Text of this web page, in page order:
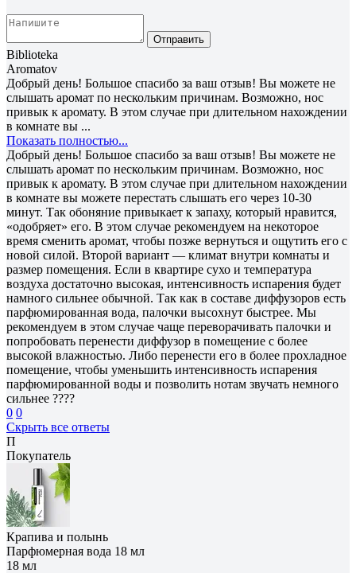
Отправить
Biblioteka
Aromatov
Добрый день! Большое спасибо за ваш отзыв! Вы можете не
слышать аромат по нескольким причинам. Возможно, нос
привык к аромату. В этом случае при длительном нахождении
в комнате вы ...
Показать полностью...
Добрый день! Большое спасибо за ваш отзыв! Вы можете не
слышать аромат по нескольким причинам. Возможно, нос
привык к аромату. В этом случае при длительном нахождении
в комнате вы можете перестать слышать его через 10-30
минут. Так обоняние привыкает к запаху, который нравится,
«одобряет» его. В этом случае рекомендуем на некоторое
время сменить аромат, чтобы позже вернуться и ощутить его с
новой силой. Второй вариант — климат внутри комнаты и
размер помещения. Если в квартире сухо и температура
воздуха достаточно высокая, интенсивность испарения будет
намного сильнее обычной. Так как в составе диффузоров есть
парфюмированная вода, палочки высохнут быстрее. Мы
рекомендуем в этом случае чаще переворачивать палочки и
попробовать перенести диффузор в помещение с более
высокой влажностью. Либо перенести его в более прохладное
помещение, чтобы уменьшить интенсивность испарения
парфюмированной воды и позволить нотам звучать немного
сильнее ????
0 0
Скрыть все ответы
П
Покупатель
Крапива и полынь
Парфюмерная вода 18 мл
18 мл